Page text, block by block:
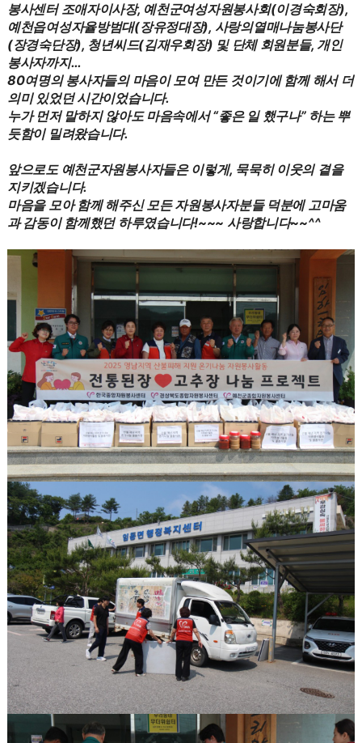
봉사센터 조애자이사장, 예천군여성자원봉사회(이경숙회장),
예천읍여성자율방범대(장유정대장), 사랑의열매나눔봉사단
(장경숙단장), 청년씨드(김재우회장) 및 단체 회원분들, 개인
봉사자까지…
80여명의 봉사자들의 마음이 모여 만든 것이기에 함께 해서 더
의미 있었던 시간이었습니다.
누가 먼저 말하지 않아도 마음속에서 “좋은 일 했구나” 하는 뿌
듯함이 밀려왔습니다.
앞으로도 예천군자원봉사자들은 이렇게, 묵묵히 이웃의 곁을
지키겠습니다.
마음을 모아 함께 해주신 모든 자원봉사자분들 덕분에 고마움
과 감동이 함께했던 하루였습니다!~~~ 사랑합니다~~^^